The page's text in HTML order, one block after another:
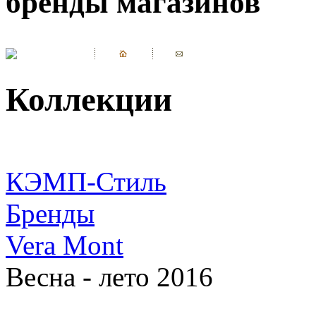
Коллекции
КЭМП-Стиль
Бренды
Vera Mont
Весна - лето 2016